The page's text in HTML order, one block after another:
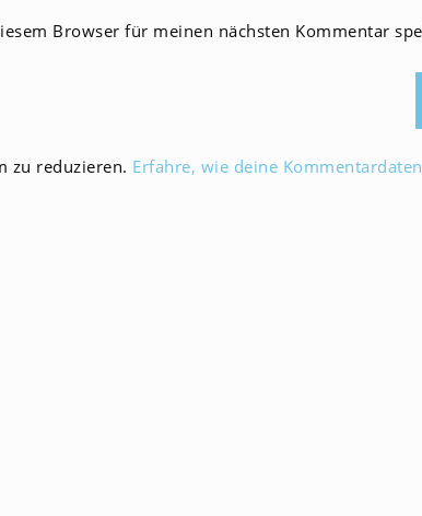
Browser für meinen nächsten Kommentar
zu reduzieren. Erfahre, wie deine